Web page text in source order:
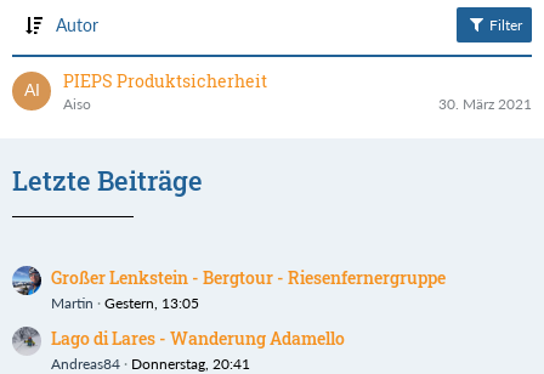
Autor Filter
PIEPS Produktsicherheit
Aiso 30. März 2021
Letzte Beiträge
Großer Lenkstein - Bergtour - Riesenfernergruppe
Martin Gestern, 13:05
Lago di Lares - Wanderung Adamello
Andreas84 Donnerstag, 20:41